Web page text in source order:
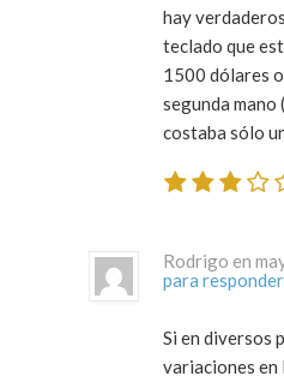
hay
teclado que
1500 dólares
segunda mano
costaba sólo
para responder
Si en diversos
variaciones en